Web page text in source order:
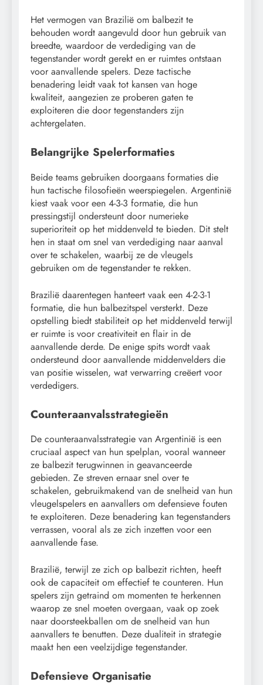
Het vermogen van Brazilië om balbezit te
behouden wordt aangevuld door hun gebruik van
breedte, waardoor de verdediging van de
tegenstander wordt gerekt en er ruimtes ontstaan
voor aanvallende spelers. Deze tactische
benadering leidt vaak tot kansen van hoge
kwaliteit, aangezien ze proberen gaten te
exploiteren die door tegenstanders zijn
achtergelaten.
Belangrijke Spelerformaties
Beide teams gebruiken doorgaans formaties die
hun tactische filosofieën weerspiegelen. Argentinië
kiest vaak voor een 4-3-3 formatie, die hun
pressingstijl ondersteunt door numerieke
superioriteit op het middenveld te bieden. Dit stelt
hen in staat om snel van verdediging naar aanval
over te schakelen, waarbij ze de vleugels
gebruiken om de tegenstander te rekken.
Brazilië daarentegen hanteert vaak een 4-2-3-1
formatie, die hun balbezitspel versterkt. Deze
opstelling biedt stabiliteit op het middenveld terwijl
er ruimte is voor creativiteit en flair in de
aanvallende derde. De enige spits wordt vaak
ondersteund door aanvallende middenvelders die
van positie wisselen, wat verwarring creëert voor
verdedigers.
Counteraanvalsstrategieën
De counteraanvalsstrategie van Argentinië is een
cruciaal aspect van hun spelplan, vooral wanneer
ze balbezit terugwinnen in geavanceerde
gebieden. Ze streven ernaar snel over te
schakelen, gebruikmakend van de snelheid van hun
vleugelspelers en aanvallers om defensieve fouten
te exploiteren. Deze benadering kan tegenstanders
verrassen, vooral als ze zich inzetten voor een
aanvallende fase.
Brazilië, terwijl ze zich op balbezit richten, heeft
ook de capaciteit om effectief te counteren. Hun
spelers zijn getraind om momenten te herkennen
waarop ze snel moeten overgaan, vaak op zoek
naar doorsteekballen om de snelheid van hun
aanvallers te benutten. Deze dualiteit in strategie
maakt hen een veelzijdige tegenstander.
Defensieve Organisatie